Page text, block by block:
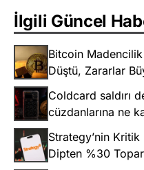
İlgili Güncel
Bitcoin
Düştü, Zararlar
Coldcard saldırı
cüzdanlarına ne
Strategy’nin Kritik
Dipten %30